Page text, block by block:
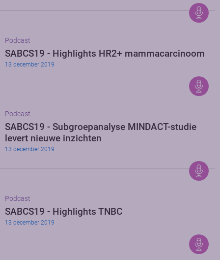
Podcast
SABCS19 - Highlights HR2+ mammacarcinoom
13 december 2019
Podcast
SABCS19 - Subgroepanalyse MINDACT-studie
levert nieuwe inzichten
13 december 2019
Podcast
SABCS19 - Highlights TNBC
13 december 2019